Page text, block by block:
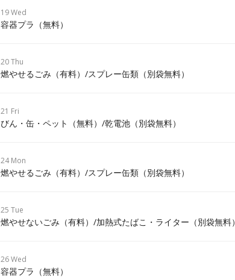
19 Wed
容器プラ（無料）
20 Thu
燃やせるごみ（有料）/スプレー缶類（別袋無料）
21 Fri
びん・缶・ペット（無料）/乾電池（別袋無料）
24 Mon
燃やせるごみ（有料）/スプレー缶類（別袋無料）
25 Tue
燃やせないごみ（有料）/加熱式たばこ・ライター（別袋無料）
26 Wed
容器プラ（無料）